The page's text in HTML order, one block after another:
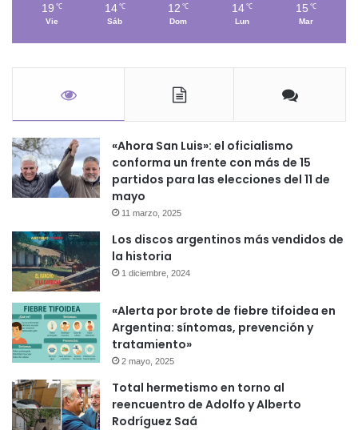
19 ℃
Vie
14 ℃
Sáb
12 ℃
Dom
14 ℃
Lun
15 ℃
Mar
«Ahora San Luis»: el oficialismo
conforma un frente con más de 15
partidos para las elecciones del 11 de
mayo
11 marzo, 2025
Los discos argentinos más vendidos de
la historia
1 diciembre, 2024
«Alerta por brote de fiebre tifoidea en
Argentina: síntomas, prevención y
tratamiento»
2 mayo, 2025
Total hermetismo en torno al
reencuentro de Adolfo y Alberto
Rodríguez Saá